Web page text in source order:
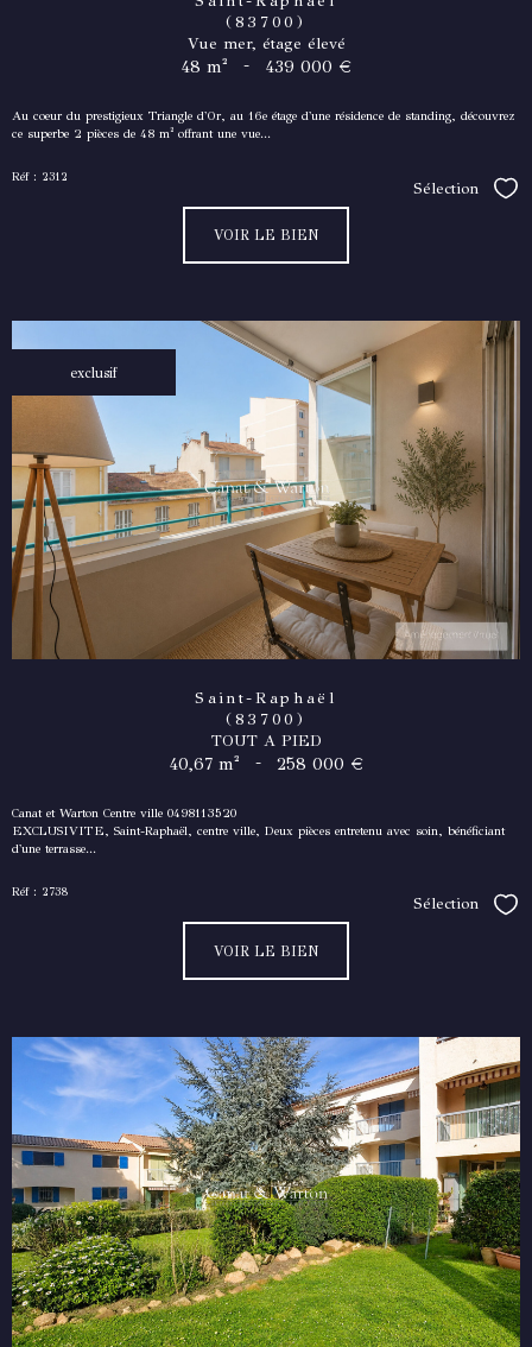
(83700)
Vue mer, étage élevé
48 m² - 439 000 €
Au coeur du prestigieux Triangle d'Or, au 16e étage d'une résidence de standing, découvrez
ce superbe 2 pièces de 48 m² offrant une vue...
Réf : 2312
Sélection
VOIR LE BIEN
exclusif
Saint-Raphaël
(83700)
TOUT A PIED
40,67 m² - 258 000 €
Canat et Warton Centre ville 0498113520
EXCLUSIVITE, Saint-Raphaël, centre ville, Deux pièces entretenu avec soin, bénéficiant
d'une terrasse...
Réf : 2738
Sélection
VOIR LE BIEN